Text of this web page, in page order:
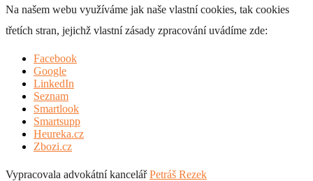
Na našem webu využíváme jak naše vlastní cookies, tak cookies
třetích stran, jejichž vlastní zásady zpracování uvádíme zde:
Facebook
Google
LinkedIn
Seznam
Smartlook
Smartsupp
Heureka.cz
Zbozi.cz
Vypracovala advokátní kancelářPetráš Rezek